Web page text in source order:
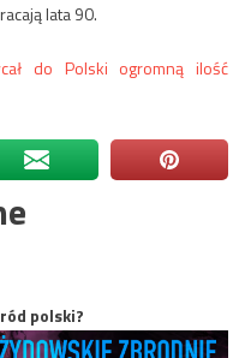
lata 90.
do Polski ogromną ilość
polski?